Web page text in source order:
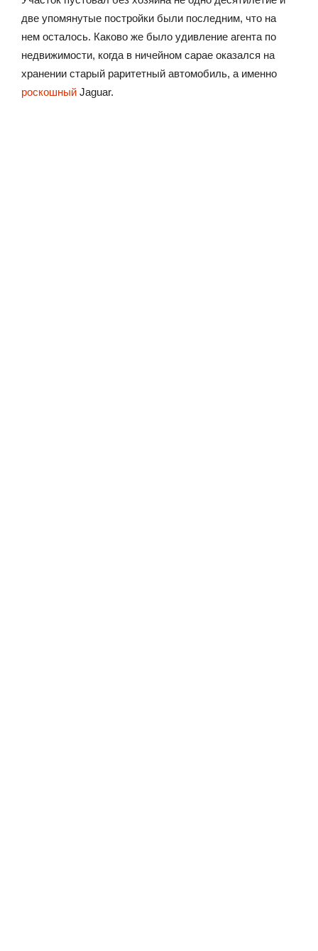
две упомянутые постройки были последним, что на
нем осталось. Каково же было удивление агента по
недвижимости, когда в ничейном сарае оказался на
хранении старый раритетный автомобиль, а именно
роскошный Jaguar.